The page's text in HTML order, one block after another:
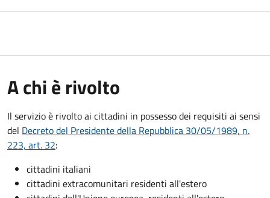
A chi è rivolto
Il servizio è rivolto ai cittadini in possesso dei requisiti ai sensi
del Decreto del Presidente della Repubblica 30/05/1989, n.
223, art. 32:
cittadini italiani
cittadini extracomunitari residenti all'estero